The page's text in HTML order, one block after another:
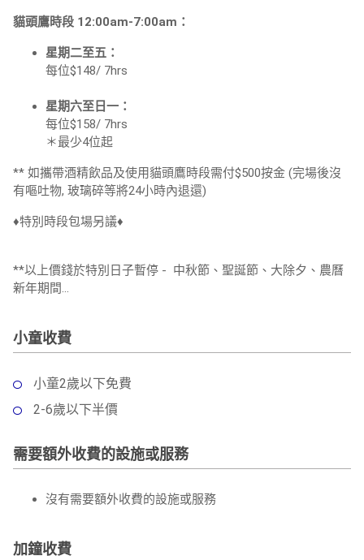
貓頭鷹時段 12:00am-7:00am：
星期二至五：
每位$148/ 7hrs
星期六至日一：
每位$158/ 7hrs
＊最少4位起
** 如攜帶酒精飲品及使用貓頭鷹時段需付$500按金 (完場後沒
有嘔吐物, 玻璃碎等將24小時內退還)
♦️特別時段包場另議♦️
**以上價錢於特別日子暫停 - 中秋節、聖誕節、大除夕、農曆
新年期間...
小童收費
小童2歲以下免費
2-6歲以下半價
需要額外收費的設施或服務
沒有需要額外收費的設施或服務
加鐘收費